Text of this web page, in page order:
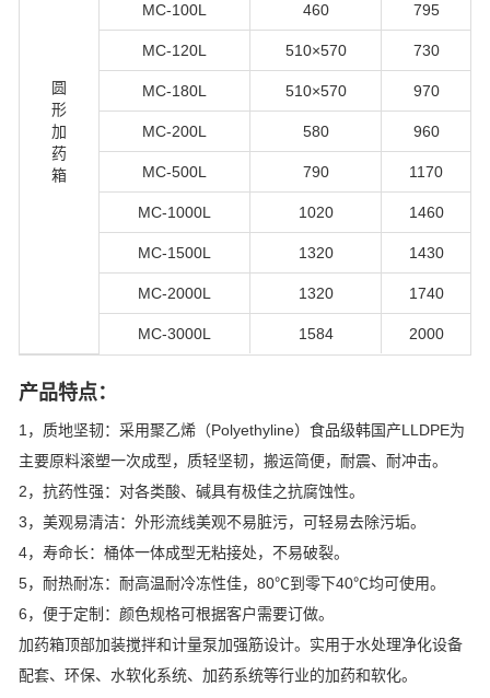
圆
形
加
药
箱
MC-100L 460 795
MC-120L 510×570 730
MC-180L 510×570 970
MC-200L 580 960
MC-500L 790 1170
MC-1000L 1020 1460
MC-1500L 1320 1430
MC-2000L 1320 1740
MC-3000L 1584 2000
产品特点：
1，质地坚韧：采用聚乙烯（Polyethyline）食品级韩国产LLDPE为
主要原料滚塑一次成型，质轻坚韧，搬运简便，耐震、耐冲击。
2，抗药性强：对各类酸、碱具有极佳之抗腐蚀性。
3，美观易清洁：外形流线美观不易脏污，可轻易去除污垢。
4，寿命长：桶体一体成型无粘接处，不易破裂。
5，耐热耐冻：耐高温耐冷冻性佳，80℃到零下40℃均可使用。
6，便于定制：颜色规格可根据客户需要订做。
加药箱顶部加装搅拌和计量泵加强筋设计。实用于水处理净化设备
配套、环保、水软化系统、加药系统等行业的加药和软化。